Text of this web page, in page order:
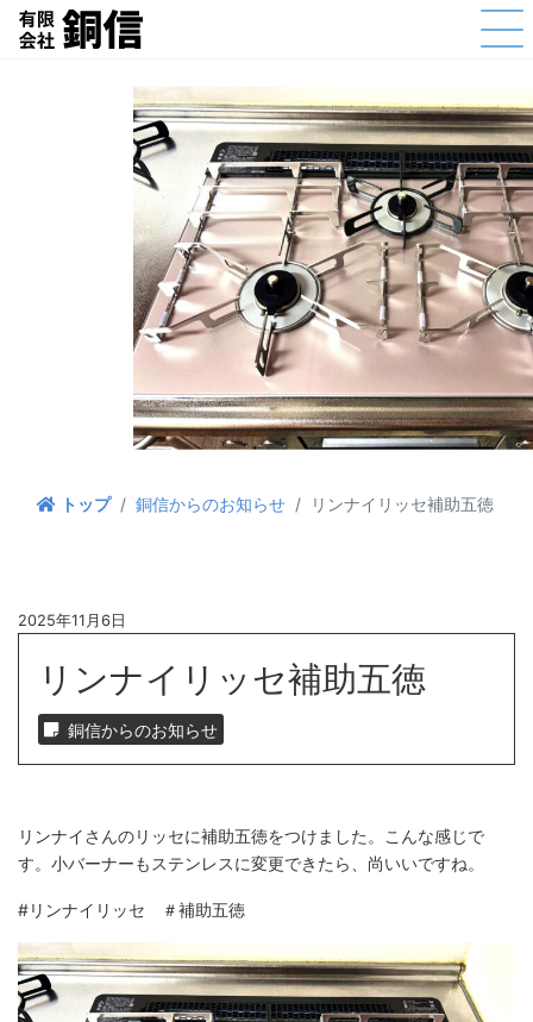
トップ 銅信からのお知らせ リンナイリッセ補助五徳
2025年11月6日
リンナイリッセ補助五徳
銅信からのお知らせ
リンナイさんのリッセに補助五徳をつけました。こんな感じで
す。小バーナーもステンレスに変更できたら、尚いいですね。
#リンナイリッセ ＃補助五徳